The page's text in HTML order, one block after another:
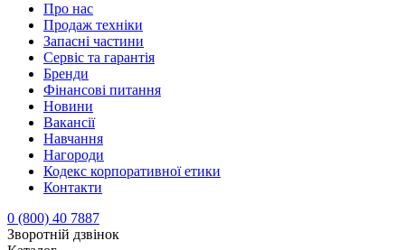
Про нас
Продаж техніки
Запасні частини
Сервіс та гарантія
Бренди
Фінансові питання
Новини
Вакансії
Навчання
Нагороди
Кодекс корпоративної етики
Контакти
0 (800) 40 7887
Зворотній дзвінок